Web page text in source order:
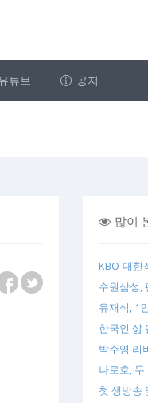
튜브 공지
많이
KBO-대한
수원삼성,
유재석, 1
한국인 삶
박주영 리
나로호,
첫 생방송